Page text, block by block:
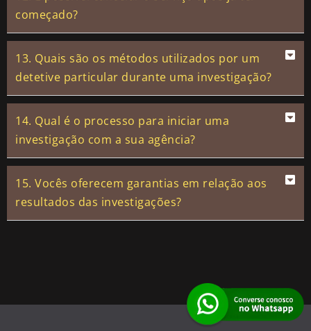
começado?
13. Quais são os métodos utilizados por um
detetive particular durante uma investigação?
14. Qual é o processo para iniciar uma
investigação com a sua agência?
15. Vocês oferecem garantias em relação aos
resultados das investigações?